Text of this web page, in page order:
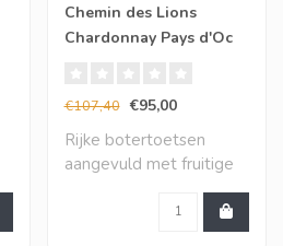
Chemin des Lions
Chardonnay Pays d'Oc
€107,40 €95,00
Rijke botertoetsen
aangevuld met fruitige
toetsen van mango,..